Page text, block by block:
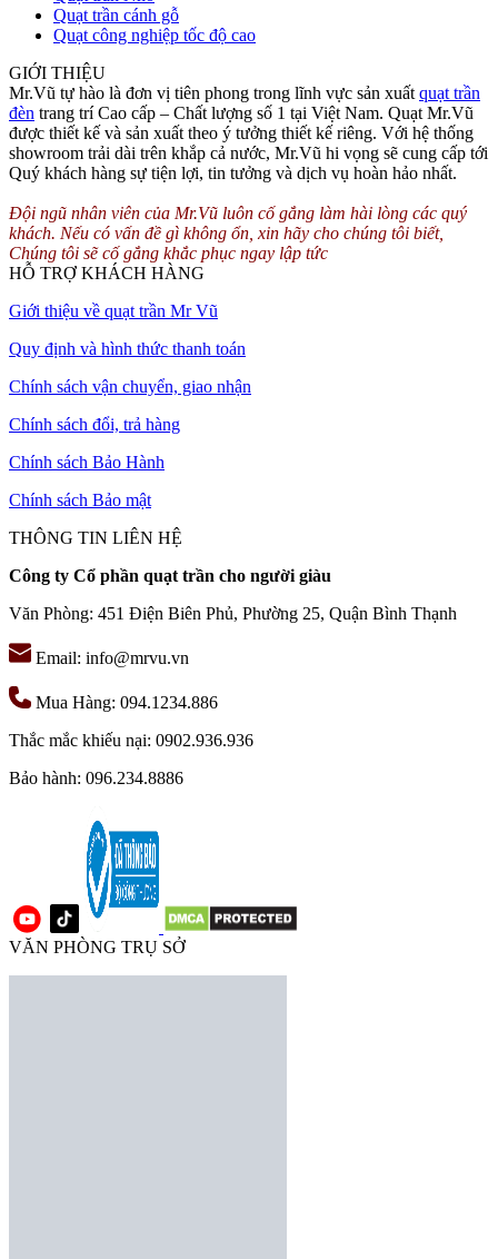
Quạt trần cánh gỗ
Quạt công nghiệp tốc độ cao
GIỚI THIỆU
Mr.Vũ tự hào là đơn vị tiên phong trong lĩnh vực sản xuất quạt trần
đèn trang trí Cao cấp – Chất lượng số 1 tại Việt Nam. Quạt Mr.Vũ
được thiết kế và sản xuất theo ý tưởng thiết kế riêng. Với hệ thống
showroom trải dài trên khắp cả nước, Mr.Vũ hi vọng sẽ cung cấp tới
Quý khách hàng sự tiện lợi, tin tưởng và dịch vụ hoàn hảo nhất.
Đội ngũ nhân viên của Mr.Vũ luôn cố gắng làm hài lòng các quý
khách. Nếu có vấn đề gì không ổn, xin hãy cho chúng tôi biết,
Chúng tôi sẽ cố gắng khắc phục ngay lập tức
HỖ TRỢ KHÁCH HÀNG
Giới thiệu về quạt trần Mr Vũ
Quy định và hình thức thanh toán
Chính sách vận chuyển, giao nhận
Chính sách đổi, trả hàng
Chính sách Bảo Hành
Chính sách Bảo mật
THÔNG TIN LIÊN HỆ
Công ty Cổ phần quạt trần cho người giàu
Văn Phòng: 451 Điện Biên Phủ, Phường 25, Quận Bình Thạnh
Email: info@mrvu.vn
Mua Hàng: 094.1234.886
Thắc mắc khiếu nại: 0902.936.936
Bảo hành: 096.234.8886
VĂN PHÒNG TRỤ SỞ